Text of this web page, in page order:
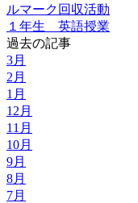
ルマーク回収活動
１年生 英語授業
過去の記事
3月
2月
1月
12月
11月
10月
9月
8月
7月